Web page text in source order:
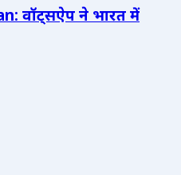
वॉट्सऐप ने भारत में